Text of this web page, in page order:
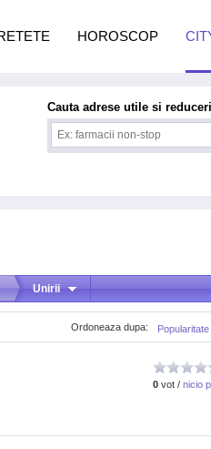
Unirii
Popularitate
Ordoneaza dupa:
0 vot / nicio
Cauta adrese utile si
HOROSCOP